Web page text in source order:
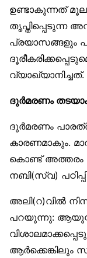
ഉണ്ടാകുന്നത്
തൃപ്തിപ്പെടുന്ന
പ്രയാസങ്ങളും
വ്യാഖ്യാനിച്ചത്.
ദുർമരണം
ദുർമരണം
കാരണമാകും.
കൊണ്ട് അത്തരം
നബി(സ്വ)
അലി(റ)വിൽ
പറയുന്നു: